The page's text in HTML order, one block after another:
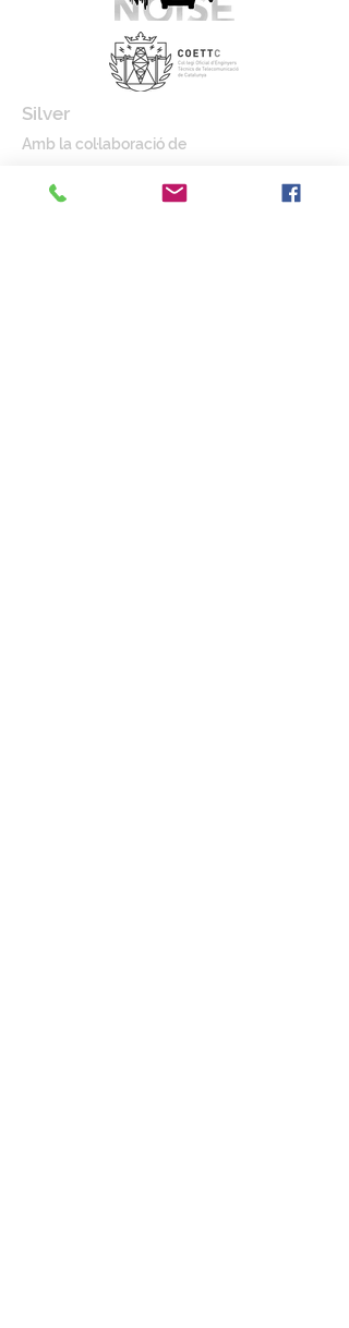
Silver
Amb la col·laboració de